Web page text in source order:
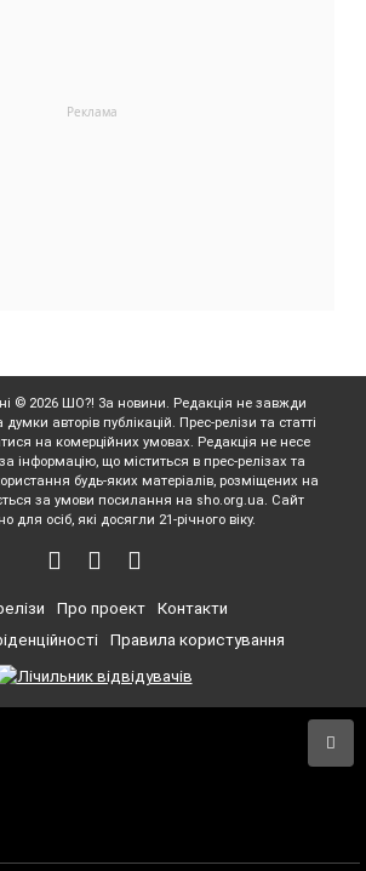
© 2026 ШО?! За новини. Редакція не завжди
авторів публікацій. Прес-релізи та статті
на комерційних умовах. Редакція не несе
за інформацію, що міститься в прес-релізах та
будь-яких матеріалів, розміщених на
за умови посилання на sho.org.ua. Сайт
для осіб, які досягли 21-річного віку.
Про проект
Контакти
Правила користування